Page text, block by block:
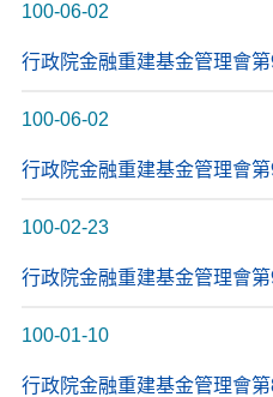
100-06-02
行政院金融重建基金管理會
100-06-02
行政院金融重建基金管理會
100-02-23
行政院金融重建基金管理會
100-01-10
行政院金融重建基金管理會